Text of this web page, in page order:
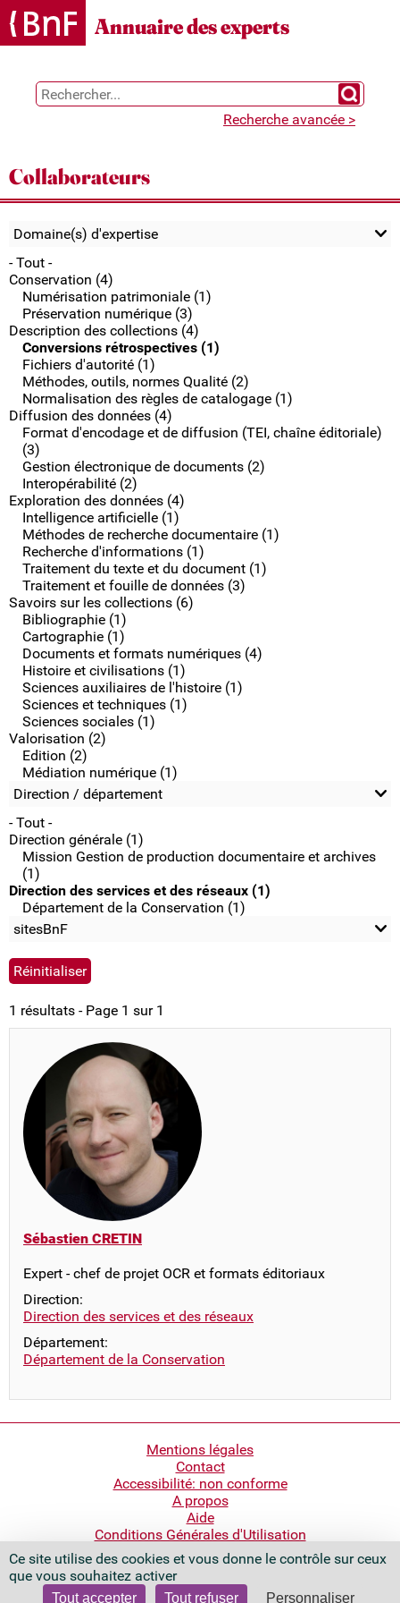
Gestion des cookies
Ce site utilise des cookies et vous donne le contrôle sur ceux
que vous souhaitez activer
Tout accepter Tout refuser Personnaliser
Annuaire des experts
Chercher
Recherche avancée >
Collaborateurs
Domaine(s) d'expertise
- Tout -
Conservation (4)
Numérisation patrimoniale (1)
Préservation numérique (3)
Description des collections (4)
Conversions rétrospectives (1)
Fichiers d'autorité (1)
Méthodes, outils, normes Qualité (2)
Normalisation des règles de catalogage (1)
Diffusion des données (4)
Format d'encodage et de diffusion (TEI, chaîne éditoriale)
(3)
Gestion électronique de documents (2)
Interopérabilité (2)
Exploration des données (4)
Intelligence artificielle (1)
Méthodes de recherche documentaire (1)
Recherche d'informations (1)
Traitement du texte et du document (1)
Traitement et fouille de données (3)
Savoirs sur les collections (6)
Bibliographie (1)
Cartographie (1)
Documents et formats numériques (4)
Histoire et civilisations (1)
Sciences auxiliaires de l'histoire (1)
Sciences et techniques (1)
Sciences sociales (1)
Valorisation (2)
Edition (2)
Médiation numérique (1)
Direction / département
- Tout -
Direction générale (1)
Mission Gestion de production documentaire et archives
(1)
Direction des services et des réseaux (1)
Département de la Conservation (1)
sitesBnF
1 résultats - Page 1 sur 1
Sébastien CRETIN
Expert - chef de projet OCR et formats éditoriaux
Direction:
Direction des services et des réseaux
Département:
Département de la Conservation
Mentions légales
Contact
Accessibilité: non conforme
A propos
Aide
Conditions Générales d'Utilisation
Bibliothèque nationale de France
Quai François Mauriac
75706 Paris Cedex 13 - France